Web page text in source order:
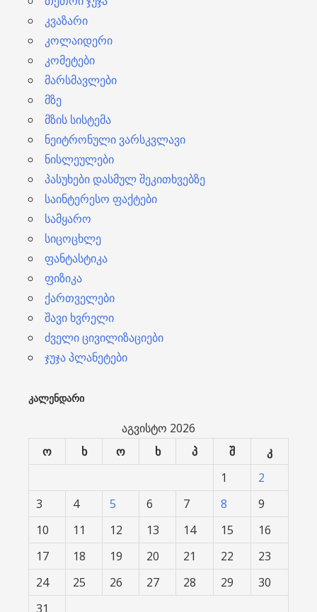
კვაზარი
კოლაიდერი
კომეტები
მარსმავლები
მზე
მზის სისტემა
ნეიტრონული ვარსკვლავი
ნისლეულები
პასუხები დასმულ შეკითხვებზე
საინტერესო ფაქტები
სამყარო
სიცოცხლე
ფანტასტიკა
ფიზიკა
ქართველები
შავი ხვრელი
ძველი ცივილიზაციები
ჯუჯა პლანეტები
ᲙᲐᲚᲔᲜᲓᲐᲠᲘ
აგვისტო 2026
ო
ხ ო ხ პ შ
კ
1
2
3
4 5 6 7 8
9
10
11 12 13 14 15
16
17
18 19 20 21 22
23
24
25 26 27 28 29
30
31